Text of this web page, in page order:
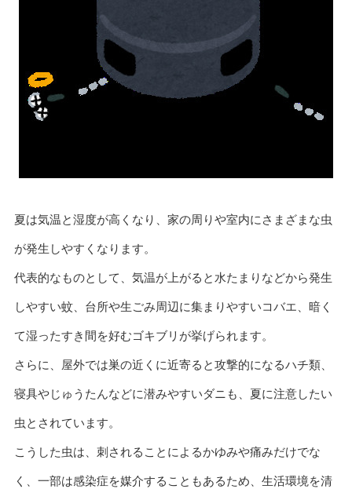
夏は気温と湿度が高くなり、家の周りや室内にさまざまな虫
が発生しやすくなります。
代表的なものとして、気温が上がると水たまりなどから発生
しやすい蚊、台所や生ごみ周辺に集まりやすいコバエ、暗く
て湿ったすき間を好むゴキブリが挙げられます。
さらに、屋外では巣の近くに近寄ると攻撃的になるハチ類、
寝具やじゅうたんなどに潜みやすいダニも、夏に注意したい
虫とされています。
こうした虫は、刺されることによるかゆみや痛みだけでな
く、一部は感染症を媒介することもあるため、生活環境を清